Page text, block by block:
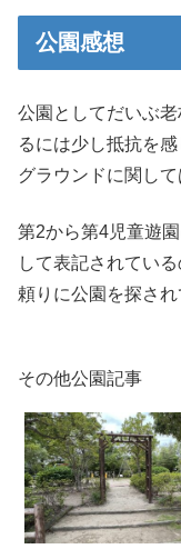
公園感想
公園としてだいぶ
るには少し抵抗を感
グラウンドに関して
第2から第4児童遊
して表記されてい
頼りに公園を探さ
その他公園記事